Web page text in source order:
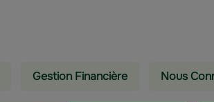
Gestion Financière Nous